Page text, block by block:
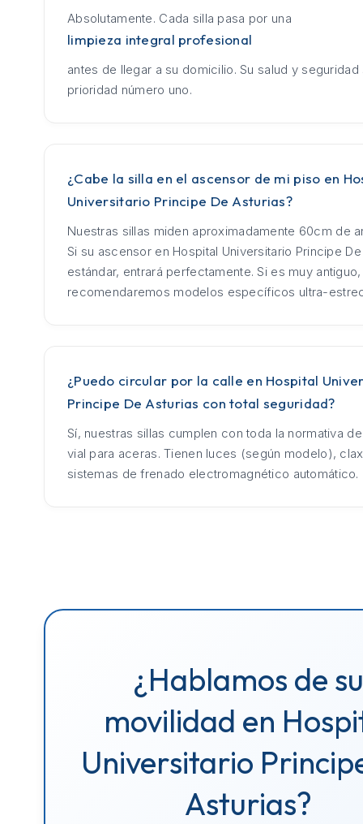
Absolutamente. Cada silla pasa por una
limpieza integral profesional
antes de llegar a su domicilio. Su salud y seguridad
prioridad número uno.
¿Cabe la silla en el ascensor de mi piso en
Universitario Principe De Asturias?
Nuestras sillas miden aproximadamente 60cm de
Si su ascensor en Hospital Universitario Principe
estándar, entrará perfectamente. Si es muy
recomendaremos modelos específicos ultra-
¿Puedo circular por la calle en Hospital
Principe De Asturias con total seguridad?
Sí, nuestras sillas cumplen con toda la normativa
vial para aceras. Tienen luces (según modelo),
sistemas de frenado electromagnético automático.
¿Hablamos de su
movilidad en
Universitario
Asturias?